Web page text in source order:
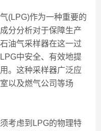
作为一种重要的
分分析对于保障生产
油气采样器在这一过
中安全、有效地提
。这种采样器广泛应
以及燃气公司等场
考虑到LPG的物理特